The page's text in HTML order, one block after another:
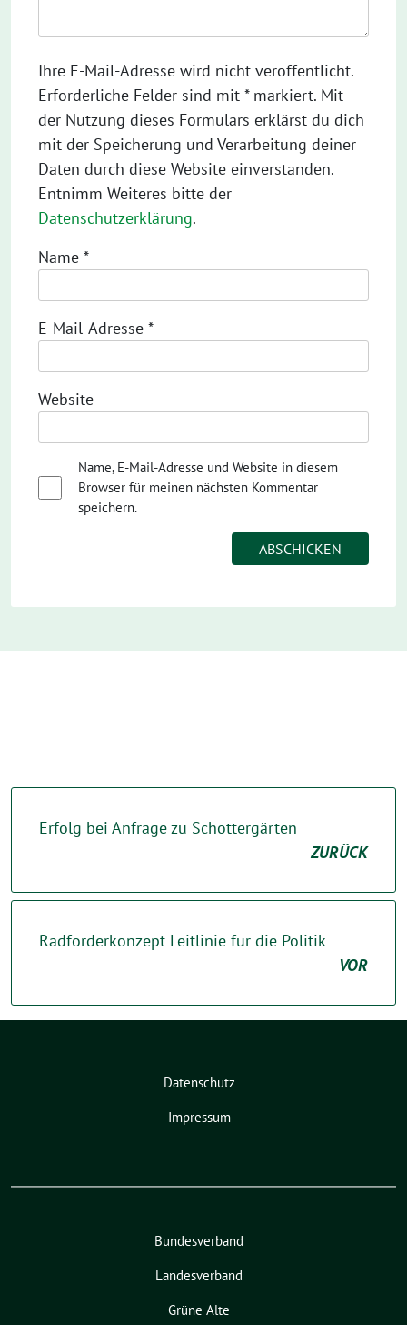
Ihre E-Mail-Adresse wird nicht veröffentlicht.
Erforderliche Felder sind mit * markiert. Mit
der Nutzung dieses Formulars erklärst du dich
mit der Speicherung und Verarbeitung deiner
Daten durch diese Website einverstanden.
Entnimm Weiteres bitte der
Datenschutzerklärung.
Name *
E-Mail-Adresse *
Website
Name, E-Mail-Adresse und Website in diesem
Browser für meinen nächsten Kommentar
speichern.
Erfolg bei Anfrage zu Schottergärten
ZURÜCK
Radförderkonzept Leitlinie für die Politik
VOR
Datenschutz
Impressum
Bundesverband
Landesverband
Grüne Alte